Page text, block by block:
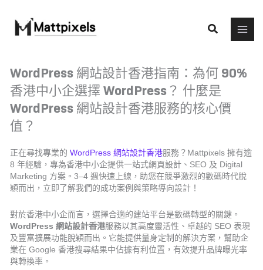
content
Search
WordPress 網站設計香港指南：為何 90%
香港中小企選擇 WordPress？ 什麼是
WordPress 網站設計香港服務的核心價
值？
正在尋找專業的WordPress 網站設計香港服務？Mattpixels 擁有逾
8 年經驗，專為香港中小企提供一站式網頁設計、SEO 及 Digital
Marketing 方案。3–4 週快速上線，助您在競爭激烈的數碼時代脫
穎而出，立即了解我們的成功案例與策略導向設計！
對於香港中小企而言，選擇合適的建站平台是數碼轉型的關鍵。
WordPress 網站設計香港服務以其高度靈活性、卓越的 SEO 表現
及豐富擴展功能脫穎而出。它能提供量身定制的解決方案，幫助企
業在 Google 香港搜尋結果中佔據有利位置，有效提升品牌曝光率
與轉換率。